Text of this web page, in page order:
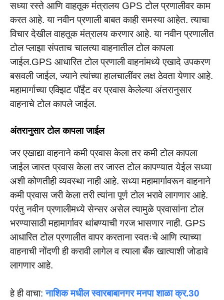
सध्या रस्ते आणि वाहतूक मंत्रालय GPS टोल प्रणालीवर काम
करत आहे. या नवीन प्रणाली बाबत काही समस्या आहेत. त्याचा
विचार देखील वाहतूक मंत्रालय करणार आहे. या नवीन प्रणालीत
टोल प्लाझा संपताच चालत्या वाहनातील टोल कापला
जाईल.GPS आधारित टोल प्रणाली वाहनांमध्ये एखादे उपकरण
बसवली जाईल, ज्याने त्यांच्या हालचालींवर लक्ष ठेवता येणार आहे.
महामार्गाच्या एक्झिट पॉईंट वर प्रवास केलेल्या अंतरानुसार
वाहनाचे टोल कापले जाईल.
अंतरानुसार टोल कापला जाईल
जर एखाद्या वाहनाने कमी प्रवास केला तर कमी टोल कापला
जाईल जास्त प्रवास केला तर जास्त टोल कापण्यात येईल सध्या
अशी कोणतीही व्यवस्था नाही आहे. सध्या महामार्गावरून वाहनाने
कमी प्रवास जरी केला तरी त्यांना पूर्ण टोल भरावे लागणार आहे.
परंतु नवीन प्रणालीमध्ये सेन्सर असेल त्यामुळे प्रवासांना टोल
भरण्यासाठी महामार्गावर थांबण्याची गरज भासणार नाही. GPS
आधारित टोल प्रणालीत वापर करताना स्वतःचे आणि त्याच्या
वाहनाची नोंदणी ही करावी लागेल व त्याला बँक खात्याशी जोडावे
लागणार आहे.
हे ही वाचा:नाशिक मधील स्वारबाबानगर मनपा शाळा क्र.30